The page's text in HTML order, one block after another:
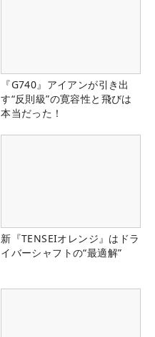
『G740』アイアンが引き出
す“反則級”の寛容性と飛びは
本当だった！
新『TENSEIオレンジ』はドラ
イバーシャフトの“最適解”